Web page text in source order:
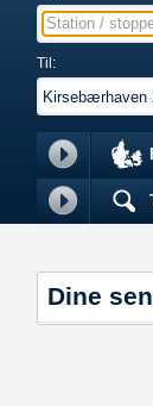
Station /
Til:
Dine